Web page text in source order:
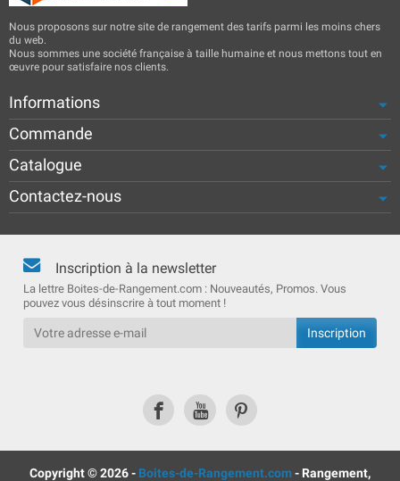
Nous proposons sur notre site de rangement des tarifs parmi les moins chers
du web.
Nous sommes une société française à taille humaine et nous mettons tout en
œuvre pour satisfaire nos clients.
Informations
Commande
Catalogue
Contactez-nous
Inscription à la newsletter
La lettre Boites-de-Rangement.com : Nouveautés, Promos. Vous
pouvez vous désinscrire à tout moment !
Copyright © 2026 - Boites-de-Rangement.com- Rangement,